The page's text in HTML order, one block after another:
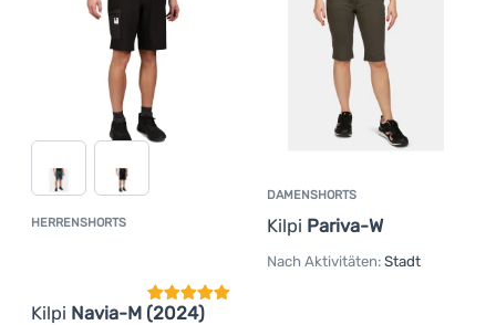
HERRENSHORTS
Kilpi Navia-M (2024)
Kundenbewertung
DAMENSHORTS
Kilpi Pariva-W
Nach Aktivitäten: Stadt